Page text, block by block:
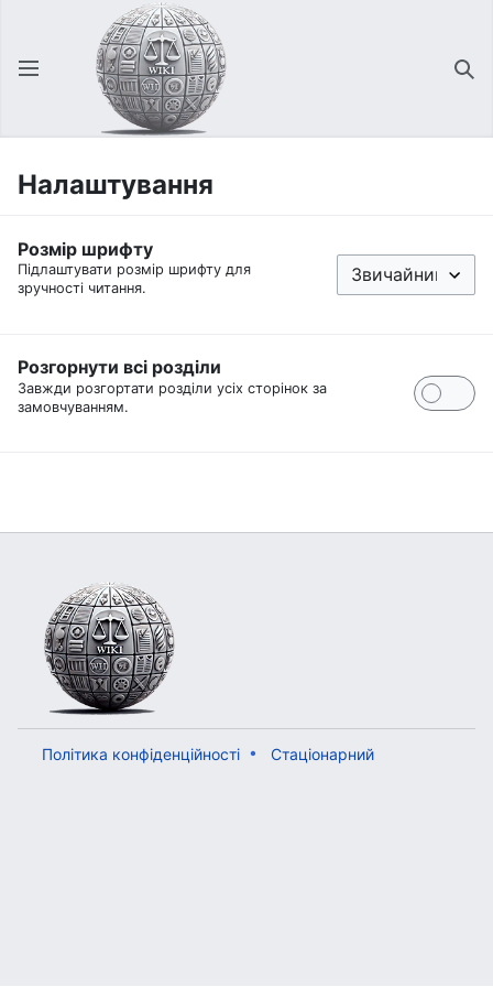
Відкрити головне меню
Налаштування
Розмір шрифту
Підлаштувати розмір шрифту для
зручності читання.
Розгорнути всі розділи
Завжди розгортати розділи усіх сторінок за
замовчуванням.
Політика конфіденційності Стаціонарний